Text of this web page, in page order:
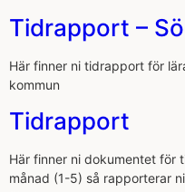
Tidrapport –
Här finner ni tidrapport för
kommun
Tidrapport
Här finner ni dokumentet för
månad (1-5) så rapporterar